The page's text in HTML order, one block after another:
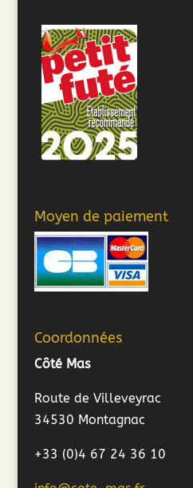
Moyen de paiement
Coordonnées
Côté Mas
Route de Villeveyrac
34530 Montagnac
+33 (0)4 67 24 36 10